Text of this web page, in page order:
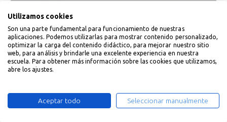
Utilizamos cookies
Son una parte fundamental para funcionamiento de nuestras
aplicaciones. Podemos utilizarlas para mostrar contenido personalizado,
optimizar la carga del contenido didáctico, para mejorar nuestro sitio
web, para análisis y brindarle una excelente experiencia en nuestra
escuela. Para obtener más información sobre las cookies que utilizamos,
abre los ajustes.
Aceptar todo Seleccionar manualmente